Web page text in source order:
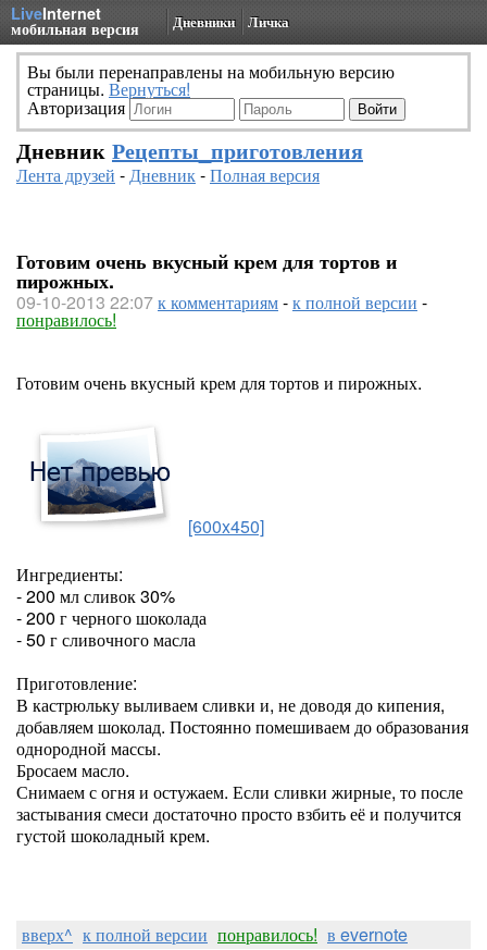
LiveInternet
мобильная версия Дневники Личка
Вы были перенаправлены на мобильную версию
страницы. Вернуться!
Авторизация
Дневник Рецепты_приготовления
Лента друзей -Дневник-Полная версия
Готовим очень вкусный крем для тортов и
пирожных.
09-10-2013 22:07к комментариям-к полной версии -
понравилось!
Готовим очень вкусный крем для тортов и пирожных.
[600x450]
Ингредиенты:
- 200 мл сливок 30%
- 200 г черного шоколада
- 50 г сливочного масла
Приготовление:
В кастрюльку выливаем сливки и, не доводя до кипения,
добавляем шоколад. Постоянно помешиваем до образования
однородной массы.
Бросаем масло.
Снимаем с огня и остужаем. Если сливки жирные, то после
застывания смеси достаточно просто взбить её и получится
густой шоколадный крем.
вверх^ к полной версии понравилось! в evernote